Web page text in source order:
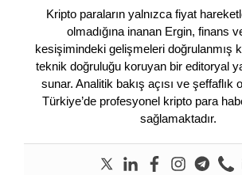
Kripto paraların yalnızca fiyat
olmadığına inanan Ergin, finans
kesişimindeki gelişmeleri doğrulanmış
teknik doğruluğu koruyan bir editoryal
sunar. Analitik bakış açısı ve şeffaflık
Türkiye’de profesyonel kripto para
sağlamaktadır.